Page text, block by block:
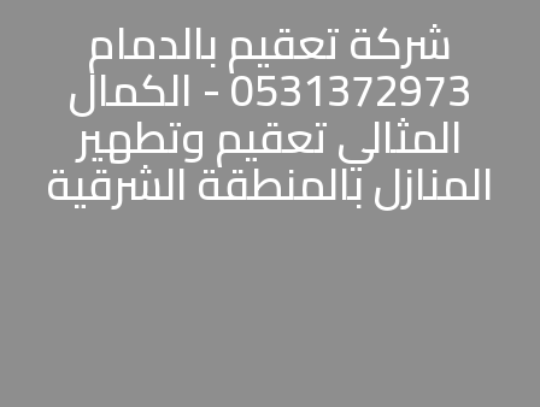
شركة تعقيم بالدمام
0531372973 - الكمال
المثالي تعقيم وتطهير
المنازل بالمنطقة الشرقية